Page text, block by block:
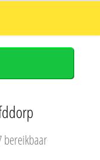
bereikbaar